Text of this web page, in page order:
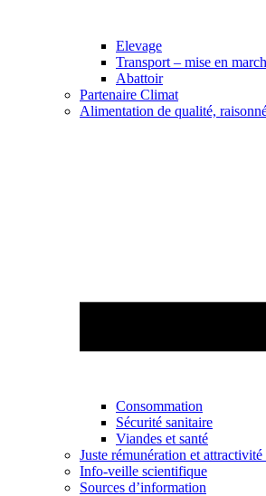
Elevage
Transport – mise en
Abattoir
Partenaire Climat
Alimentation de qualité,
Consommation
Sécurité sanitaire
Viandes et santé
Juste rémunération et attractivité
Info-veille scientifique
Sources d’information